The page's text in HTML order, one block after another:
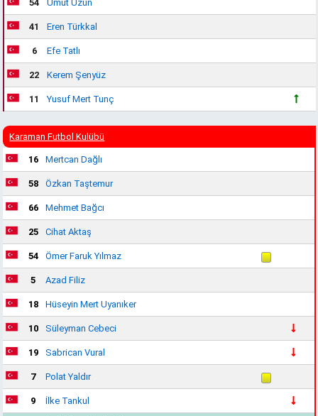
54 Umut Uzun
41 Eren Türkkal
6 Efe Tatlı
22 Kerem Şenyüz
11 Yusuf Mert Tunç
Karaman Futbol Kulübü
16 Mertcan Dağlı
58 Özkan Taştemur
66 Mehmet Bağcı
25 Cihat Aktaş
54 Ömer Faruk Yılmaz
5 Azad Filiz
18 Hüseyin Mert Uyanıker
10 Süleyman Cebeci
19 Sabrican Vural
7 Polat Yaldır
9
İlke Tankul